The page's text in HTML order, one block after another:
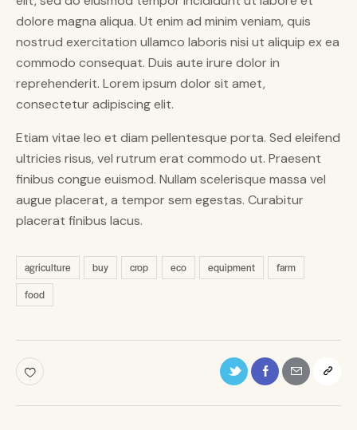
dolore magna aliqua. Ut enim ad minim veniam, quis
nostrud exercitation ullamco laboris nisi ut aliquip ex ea
commodo consequat. Duis aute irure dolor in
reprehenderit. Lorem ipsum dolor sit amet,
consectetur adipiscing elit.
Etiam vitae leo et diam pellentesque porta. Sed eleifend
ultricies risus, vel rutrum erat commodo ut. Praesent
finibus congue euismod. Nullam scelerisque massa vel
augue placerat, a tempor sem egestas. Curabitur
placerat finibus lacus.
agriculture buy crop eco equipment
farm
food